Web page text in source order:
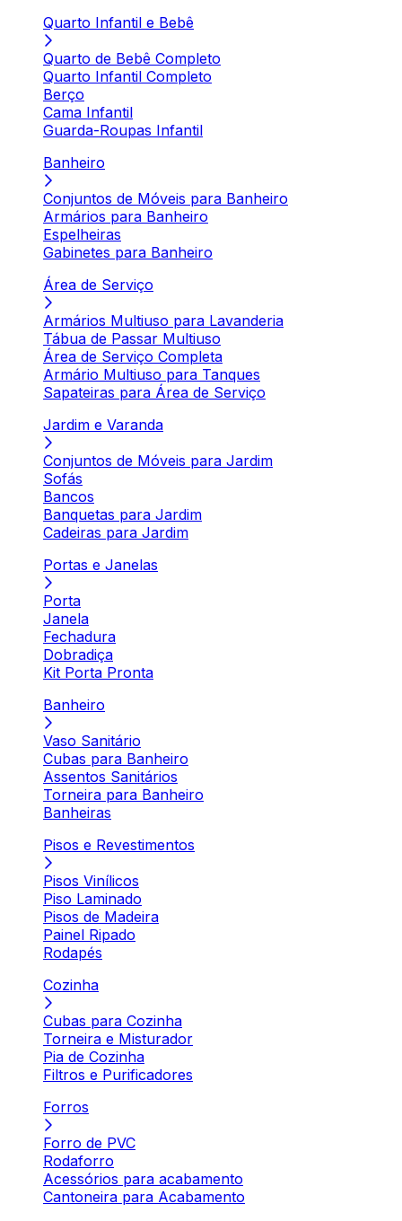
Quarto Infantil e Bebê
Quarto de Bebê Completo
Quarto Infantil Completo
Berço
Cama Infantil
Guarda-Roupas Infantil
Banheiro
Conjuntos de Móveis para Banheiro
Armários para Banheiro
Espelheiras
Gabinetes para Banheiro
Área de Serviço
Armários Multiuso para Lavanderia
Tábua de Passar Multiuso
Área de Serviço Completa
Armário Multiuso para Tanques
Sapateiras para Área de Serviço
Jardim e Varanda
Conjuntos de Móveis para Jardim
Sofás
Bancos
Banquetas para Jardim
Cadeiras para Jardim
Portas e Janelas
Porta
Janela
Fechadura
Dobradiça
Kit Porta Pronta
Banheiro
Vaso Sanitário
Cubas para Banheiro
Assentos Sanitários
Torneira para Banheiro
Banheiras
Pisos e Revestimentos
Pisos Vinílicos
Piso Laminado
Pisos de Madeira
Painel Ripado
Rodapés
Cozinha
Cubas para Cozinha
Torneira e Misturador
Pia de Cozinha
Filtros e Purificadores
Forros
Forro de PVC
Rodaforro
Acessórios para acabamento
Cantoneira para Acabamento